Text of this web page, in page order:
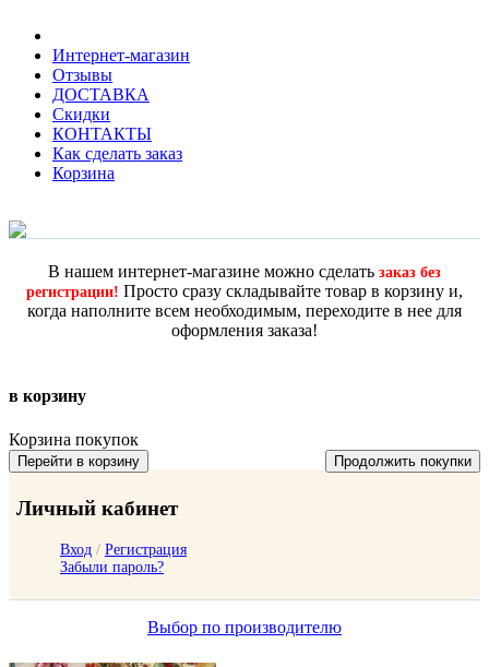
Интернет-магазин
Отзывы
ДОСТАВКА
Скидки
КОНТАКТЫ
Как сделать заказ
Корзина
В нашем интернет-магазине можно сделать заказ без
регистрации! Просто сразу складывайте товар в корзину и,
когда наполните всем необходимым, переходите в нее для
оформления заказа!
в корзину
Корзина покупок
Перейти в корзину Продолжить покупки
Личный кабинет
Вход / Регистрация
Забыли пароль?
Выбор по производителю